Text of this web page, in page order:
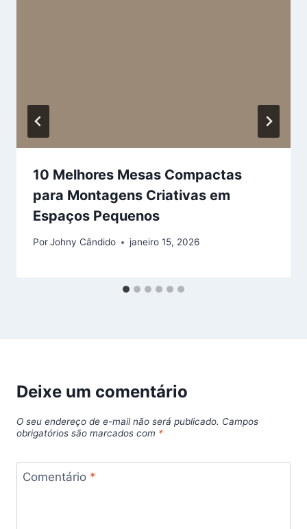
10 Melhores Mesas Compactas
para Montagens Criativas em
Espaços Pequenos
PorJohny Cândido janeiro 15, 2026
Deixe um comentário
O seu endereço de e-mail não será publicado. Campos
obrigatórios são marcados com *
Comentário *